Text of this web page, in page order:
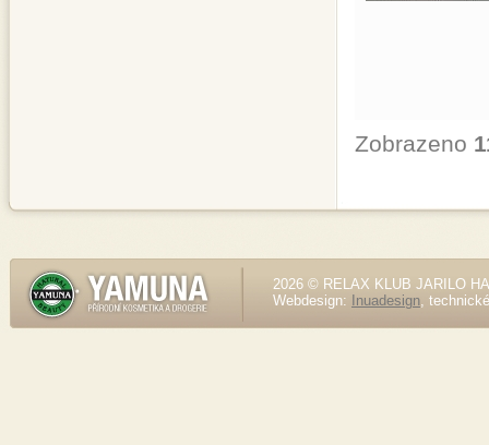
Zobrazeno
2026 © RELAX KLUB JARILO
Webdesign:
Inuadesign,